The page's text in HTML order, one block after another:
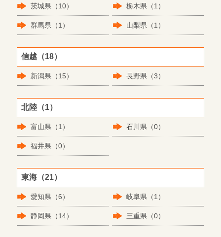
茨城県（10） 栃木県（1）
群馬県（1） 山梨県（1）
信越（18）
新潟県（15） 長野県（3）
北陸（1）
富山県（1） 石川県（0）
福井県（0）
東海（21）
愛知県（6） 岐阜県（1）
静岡県（14） 三重県（0）